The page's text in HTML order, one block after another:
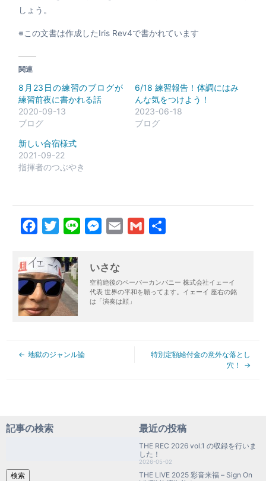
しょう。
※この文書は作成したIris Rev4で書かれています
関連
8月23日の練習のブログが
練習前夜に書かれる話
2020-09-13
ブログ
6/18 練習報告！体調にはみ
んな気をつけよう！
2023-06-18
ブログ
新しい合宿様式
2021-09-22
指揮者のつぶやき
FacebookTwitterLine Messenger
Email Gmail
いさな
空前絶後のペーパーカンパニー 株式会社イェーイ
代表 世界の平和を願ってます。イェーイ 座右の銘
は「演奏は顔」
地獄のジャンル論
特別定額給付金の意外な落とし
穴！
記事の検索
検索
最近の投稿
THE REC 2026 vol.1 の収録を行いま
した！
2026-05-02
THE LIVE 2025 彩音来福 – Sign On